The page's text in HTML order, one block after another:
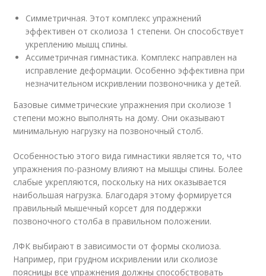
Симметричная. Этот комплекс упражнений
эффективен от сколиоза 1 степени. Он способствует
укреплению мышц спины.
Ассиметричная гимнастика. Комплекс направлен на
исправление деформации. Особенно эффективна при
незначительном искривлении позвоночника у детей.
Базовые симметрические упражнения при сколиозе 1
степени можно выполнять на дому. Они оказывают
минимальную нагрузку на позвоночный столб.
Особенностью этого вида гимнастики является то, что
упражнения по-разному влияют на мышцы спины. Более
слабые укрепляются, поскольку на них оказывается
наибольшая нагрузка. Благодаря этому формируется
правильный мышечный корсет для поддержки
позвоночного столба в правильном положении.
ЛФК выбирают в зависимости от формы сколиоза.
Например, при грудном искривлении или сколиозе
поясницы все упражнения должны способствовать